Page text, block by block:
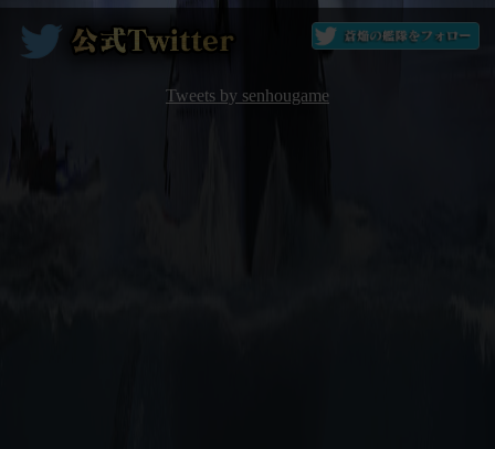
Tweets by senhougame